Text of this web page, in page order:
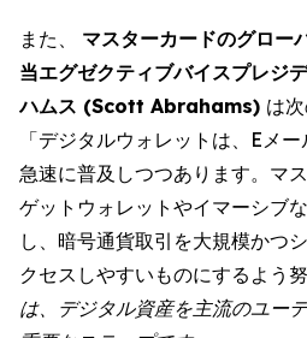
また、 マスターカードのグロー
当エグゼクティブバイスプレジ
ハムス (Scott Abrahams) は
「デジタルウォレットは、Eメ
急速に普及しつつあります。マ
ゲットウォレットやイマーシブ
し、暗号通貨取引を大規模かつ
クセスしやすいものにするよう
は、デジタル資産を主流のユー